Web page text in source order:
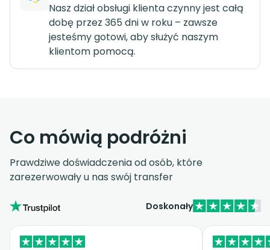
Nasz dział obsługi klienta czynny jest całą
dobę przez 365 dni w roku – zawsze
jesteśmy gotowi, aby służyć naszym
klientom pomocą.
Co mówią podróżni
Prawdziwe doświadczenia od osób, które
zarezerwowały u nas swój transfer
Doskonały